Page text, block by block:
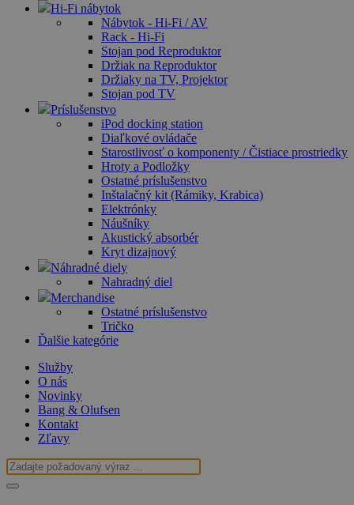
Hi-Fi nábytok
Nábytok - Hi-Fi / AV
Rack - Hi-Fi
Stojan pod Reproduktor
Držiak na Reproduktor
Držiaky na TV, Projektor
Stojan pod TV
Príslušenstvo
iPod docking station
Diaľkové ovládače
Starostlivosť o komponenty / Čistiace prostriedky
Hroty a Podložky
Ostatné príslušenstvo
Inštalačný kit (Rámiky, Krabica)
Elektrónky
Náušníky
Akustický absorbér
Kryt dizajnový
Náhradné diely
Nahradný diel
Merchandise
Ostatné príslušenstvo
Tričko
Ďalšie kategórie
Služby
O nás
Novinky
Bang & Olufsen
Kontakt
Zľavy